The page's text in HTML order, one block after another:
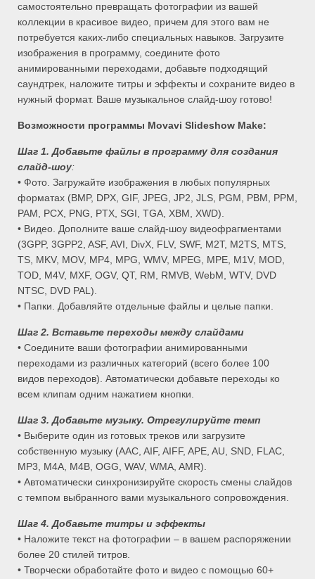
самостоятельно превращать фотографии из вашей
коллекции в красивое видео, причем для этого вам не
потребуется каких-либо специальных навыков. Загрузите
изображения в программу, соедините фото
анимированными переходами, добавьте подходящий
саундтрек, наложите титры и эффекты и сохраните видео в
нужный формат. Ваше музыкальное слайд-шоу готово!
Возможности программы Movavi Slideshow Make:
Шаг 1. Добавьте файлы в программу для создания
слайд-шоу:
• Фото. Загружайте изображения в любых популярных
форматах (BMP, DPX, GIF, JPEG, JP2, JLS, PGM, PBM, PPM,
PAM, PCX, PNG, PTX, SGI, TGA, XBM, XWD).
• Видео. Дополните ваше слайд-шоу видеофрагментами
(3GPP, 3GPP2, ASF, AVI, DivX, FLV, SWF, M2T, M2TS, MTS,
TS, MKV, MOV, MP4, MPG, WMV, MPEG, MPE, M1V, MOD,
TOD, M4V, MXF, OGV, QT, RM, RMVB, WebM, WTV, DVD
NTSC, DVD PAL).
• Папки. Добавляйте отдельные файлы и целые папки.
Шаг 2. Вставьте переходы между слайдами
• Соедините ваши фотографии анимированными
переходами из различных категорий (всего более 100
видов переходов). Автоматически добавьте переходы ко
всем клипам одним нажатием кнопки.
Шаг 3. Добавьте музыку. Отрегулируйте темп
• Выберите один из готовых треков или загрузите
собственную музыку (AAC, AIF, AIFF, APE, AU, SND, FLAC,
MP3, M4A, M4B, OGG, WAV, WMA, AMR).
• Автоматически синхронизируйте скорость смены слайдов
с темпом выбранного вами музыкального сопровождения.
Шаг 4. Добавьте титры и эффекты
• Наложите текст на фотографии – в вашем распоряжении
более 20 стилей титров.
• Творчески обработайте фото и видео с помощью 60+